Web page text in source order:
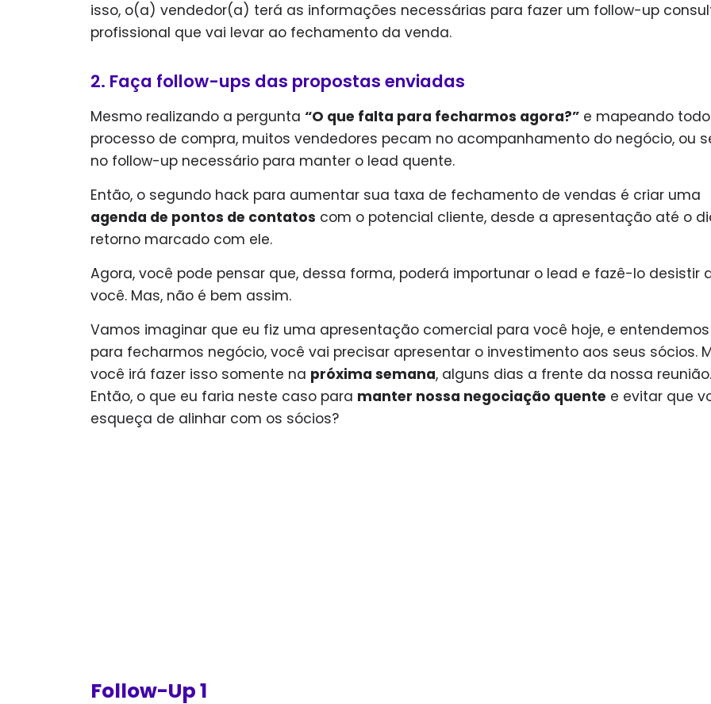
isso, o(a) vendedor(a) terá as informações necessárias para fazer um follow-up
profissional que vai levar ao fechamento da venda.
2. Faça follow-ups das propostas enviadas
Mesmo realizando a pergunta “O que falta para fecharmos agora?” e mapeando
processo de compra, muitos vendedores pecam no acompanhamento do negócio, ou
no follow-up necessário para manter o lead quente.
Então, o segundo hack para aumentar sua taxa de fechamento de vendas é criar uma
agenda de pontos de contatos com o potencial cliente, desde a apresentação até o
retorno marcado com ele.
Agora, você pode pensar que, dessa forma, poderá importunar o lead e fazê-lo desistir
você. Mas, não é bem assim.
Vamos imaginar que eu fiz uma apresentação comercial para você hoje, e
para fecharmos negócio, você vai precisar apresentar o investimento aos seus sócios.
você irá fazer isso somente na próxima semana, alguns dias a frente da nossa reunião.
Então, o que eu faria neste caso para manter nossa negociação quente e evitar que
esqueça de alinhar com os sócios?
Follow-Up 1